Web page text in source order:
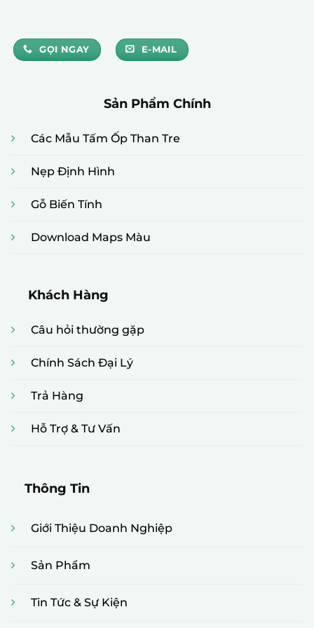
GỌI NGAY E-MAIL
Sản Phẩm Chính
Các Mẫu Tấm Ốp Than Tre
Nẹp Định Hình
Gỗ Biến Tính
Download Maps Màu
Khách Hàng
Câu hỏi thường gặp
Chính Sách Đại Lý
Trả Hàng
Hỗ Trợ & Tư Vấn
Thông Tin
Giới Thiệu Doanh Nghiệp
Sản Phẩm
Tin Tức & Sự Kiện